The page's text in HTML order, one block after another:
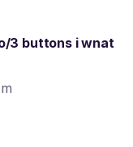
3 buttons i wnat